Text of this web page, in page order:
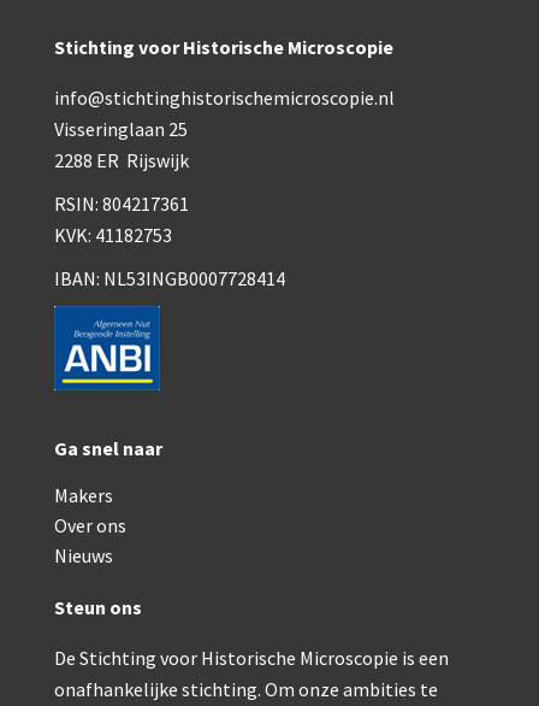
Beck & Beck, ‘popular microscope’ (ca.
Dollond, ‘bar-limb’ (1860-1880)
Ongesigneerd, Engels (1860-1880)
Robbins (1860-1890)
Beck & Beck, ‘popular microscope’ (1867)
Bianchi, trommelmicroscoop (1869-1873)
Hartnack / Prazmowski (1870-1880)
Baker, prepareermicroscoop (1870-1890)
Double pillar, Frans (1870-1900)
Watson & Sons, No. 1 ‘Van Heurck’ (ca. 1900)
Stichting voor Historische Microscopie
info@stichtinghistorischemicroscopie.nl
Visseringlaan 25
2288 ER Rijswijk
RSIN: 804217361
KVK: 41182753
IBAN: NL53INGB0007728414
Ga snel naar
Makers
Over ons
Nieuws
Steun ons
De Stichting voor Historische Microscopie is een
onafhankelijke stichting. Om onze ambities te